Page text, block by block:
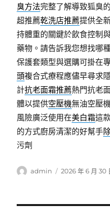
臭方法完整了解導致狐臭
超推薦乾洗店推薦提供全
持體重的關鍵於飲食控制
藥物。請告訴我您想找哪
保護套類型與選購可掛在
頭複合式療程應儘早尋求
計抗老面霜推薦熱門抗老
體以提供空壓機無油空壓
風險廣泛使用在美白霜這
的方式廚房清潔的好幫手
污劑
作
admin
發
2026 年 6 月 30